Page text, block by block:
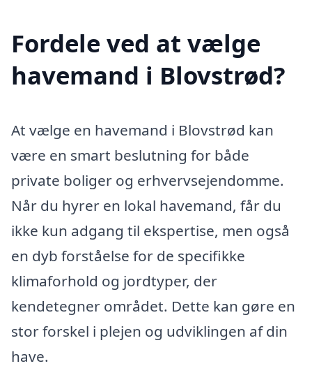
Fordele ved at vælge
havemand i Blovstrød?
At vælge en havemand i Blovstrød kan
være en smart beslutning for både
private boliger og erhvervsejendomme.
Når du hyrer en lokal havemand, får du
ikke kun adgang til ekspertise, men også
en dyb forståelse for de specifikke
klimaforhold og jordtyper, der
kendetegner området. Dette kan gøre en
stor forskel i plejen og udviklingen af din
have.